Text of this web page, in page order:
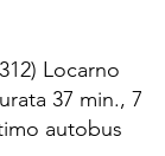
Locarno
37 min., 7
autobus